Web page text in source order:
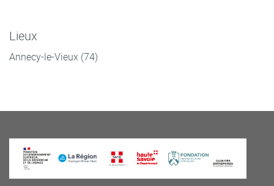
Lieux
Annecy-le-Vieux (74)